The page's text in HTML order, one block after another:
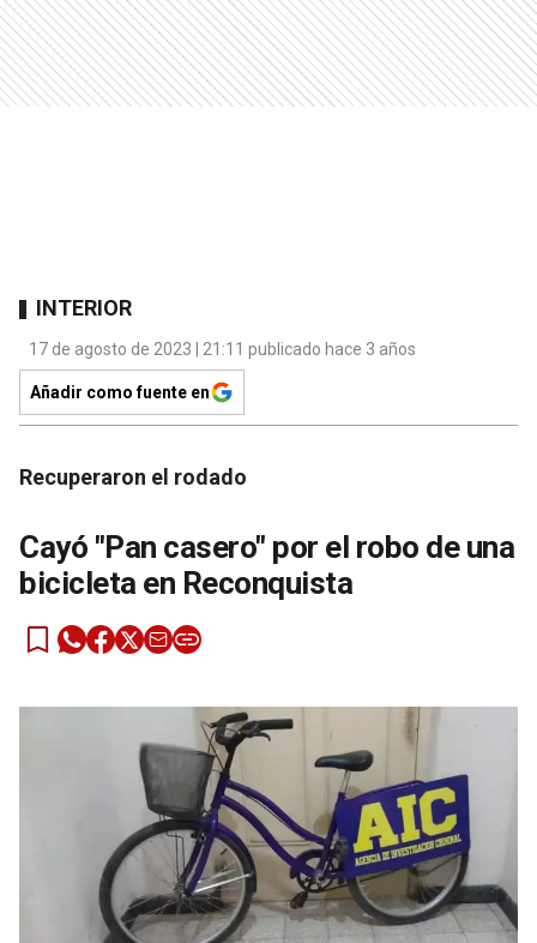
INTERIOR
17 de agosto de 2023 | 21:11 publicado hace 3 años
Añadir como fuente en
Recuperaron el rodado
Cayó "Pan casero" por el robo de una
bicicleta en Reconquista